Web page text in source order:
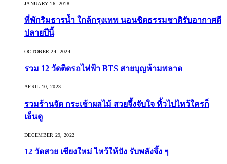
JANUARY 16, 2018
ที่พักริมธารน้ำ ใกล้กรุงเทพ นอนชิดธรรมชาติรับอากาศดี
ปลายปีนี้
OCTOBER 24, 2024
รวม 12 วัดติดรถไฟฟ้า BTS สายบุญห้ามพลาด
APRIL 10, 2023
รวมร้านจัด กระเช้าผลไม้ สวยจึ้งจับใจ หิ้วไปไหว้ใครก็
เอ็นดู
DECEMBER 29, 2022
12 วัดสวย เชียงใหม่ ไหว้ให้ปัง รับพลังจึ้ง ๆ